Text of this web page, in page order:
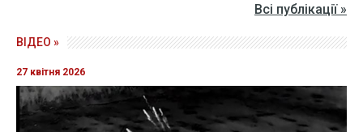
Всі публікації »
ВІДЕО »
27 квітня 2026